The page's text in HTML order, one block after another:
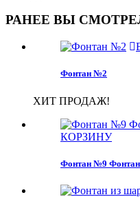
РАНЕЕ ВЫ
Фонтан №2
ХИТ ПРОДАЖ!
КОРЗИНУ
Фонтан №9 Фонтан